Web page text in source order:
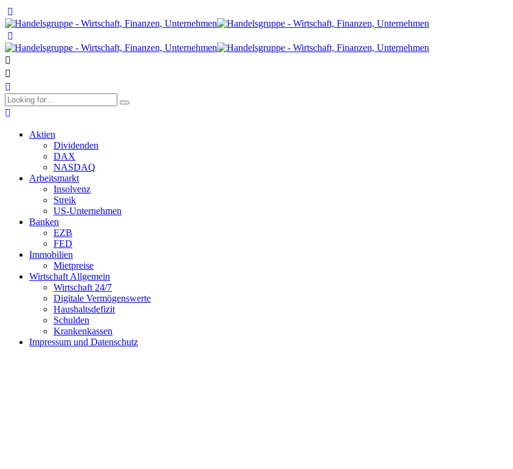
Aktien
Dividenden
DAX
NASDAQ
Arbeitsmarkt
Insolvenz
Streik
US-Unternehmen
Banken
EZB
FED
Immobilien
Mietpreise
Wirtschaft Allgemein
Wirtschaft 24/7
Digitale Vermögenswerte
Haushaltsdefizit
Schulden
Krankenkassen
Impressum und Datenschutz